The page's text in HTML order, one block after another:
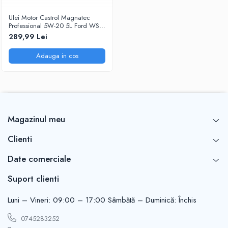
Ulei Motor Castrol Magnatec
Professional 5W-20 5L Ford WSS-
M2C948-B Full Sintetic
289,99 Lei
Adauga in cos
Magazinul meu
Clienti
Date comerciale
Suport clienti
Luni – Vineri: 09:00 – 17:00 Sâmbătă – Duminică: Închis
0745283252